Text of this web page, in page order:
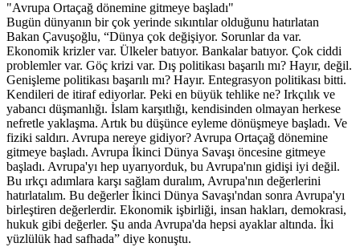
"Avrupa Ortaçağ dönemine gitmeye başladı"
Bugün dünyanın bir çok yerinde sıkıntılar olduğunu hatırlatan
Bakan Çavuşoğlu, “Dünya çok değişiyor. Sorunlar da var.
Ekonomik krizler var. Ülkeler batıyor. Bankalar batıyor. Çok ciddi
problemler var. Göç krizi var. Dış politikası başarılı mı? Hayır, değil.
Genişleme politikası başarılı mı? Hayır. Entegrasyon politikası bitti.
Kendileri de itiraf ediyorlar. Peki en büyük tehlike ne? Irkçılık ve
yabancı düşmanlığı. İslam karşıtlığı, kendisinden olmayan herkese
nefretle yaklaşma. Artık bu düşünce eyleme dönüşmeye başladı. Ve
fiziki saldırı. Avrupa nereye gidiyor? Avrupa Ortaçağ dönemine
gitmeye başladı. Avrupa İkinci Dünya Savaşı öncesine gitmeye
başladı. Avrupa'yı hep uyarıyorduk, bu Avrupa'nın gidişi iyi değil.
Bu ırkçı adımlara karşı sağlam duralım, Avrupa'nın değerlerini
hatırlatalım. Bu değerler İkinci Dünya Savaşı'ndan sonra Avrupa'yı
birleştiren değerlerdir. Ekonomik işbirliği, insan hakları, demokrasi,
hukuk gibi değerler. Şu anda Avrupa'da hepsi ayaklar altında. İki
yüzlülük had safhada” diye konuştu.